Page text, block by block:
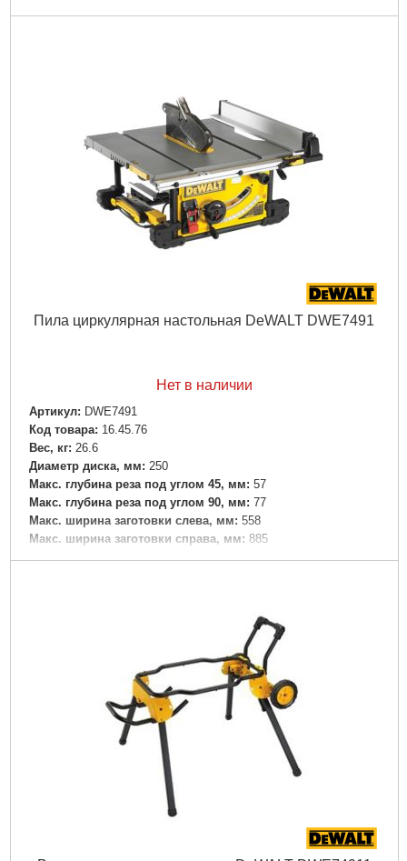
Пила циркулярная настольная DeWALT DWE7491
Нет в наличии
Артикул: DWE7491
Код товара: 16.45.76
Вес, кг: 26.6
Диаметр диска, мм: 250
Макс. глубина реза под углом 45, мм: 57
Макс. глубина реза под углом 90, мм: 77
Макс. ширина заготовки слева, мм: 558
Макс. ширина заготовки справа, мм: 885
Максимальное число оборотов, об/мин: 3800
циркулярная
• пильный диск с твердосплавными
напайками • торцовочная направляющая • два ключа •
параллельная направляющая • адаптер для подключения
пылесоса • толкатель
электрический
3800об/мин